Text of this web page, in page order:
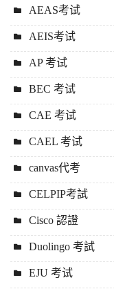
AEAS考试
AEIS考试
AP 考试
BEC 考试
CAE 考试
CAEL 考试
canvas代考
CELPIP考試
Cisco 認證
Duolingo 考試
EJU 考试